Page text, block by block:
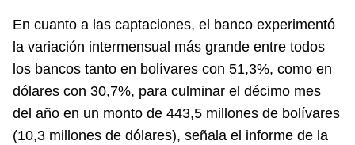
En cuanto a las captaciones, el banco experimentó
la variación intermensual más grande entre todos
los bancos tanto en bolívares con 51,3%, como en
dólares con 30,7%, para culminar el décimo mes
del año en un monto de 443,5 millones de bolívares
(10,3 millones de dólares), señala el informe de la